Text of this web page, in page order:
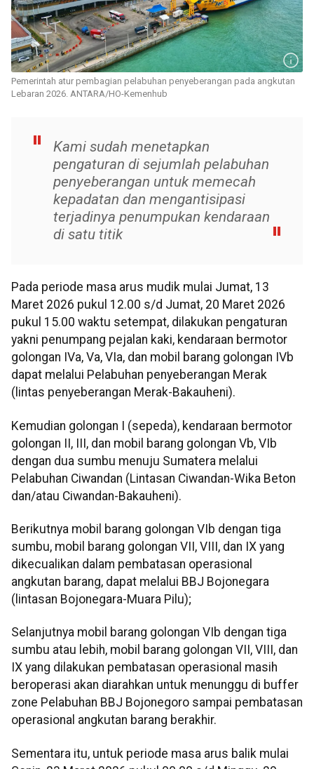
Pemerintah atur pembagian pelabuhan penyeberangan pada angkutan
Lebaran 2026. ANTARA/HO-Kemenhub
Kami sudah menetapkan
pengaturan di sejumlah pelabuhan
penyeberangan untuk memecah
kepadatan dan mengantisipasi
terjadinya penumpukan kendaraan
di satu titik
Pada periode masa arus mudik mulai Jumat, 13
Maret 2026 pukul 12.00 s/d Jumat, 20 Maret 2026
pukul 15.00 waktu setempat, dilakukan pengaturan
yakni penumpang pejalan kaki, kendaraan bermotor
golongan IVa, Va, VIa, dan mobil barang golongan IVb
dapat melalui Pelabuhan penyeberangan Merak
(lintas penyeberangan Merak-Bakauheni).
Kemudian golongan I (sepeda), kendaraan bermotor
golongan II, III, dan mobil barang golongan Vb, VIb
dengan dua sumbu menuju Sumatera melalui
Pelabuhan Ciwandan (Lintasan Ciwandan-Wika Beton
dan/atau Ciwandan-Bakauheni).
Berikutnya mobil barang golongan VIb dengan tiga
sumbu, mobil barang golongan VII, VIII, dan IX yang
dikecualikan dalam pembatasan operasional
angkutan barang, dapat melalui BBJ Bojonegara
(lintasan Bojonegara-Muara Pilu);
Selanjutnya mobil barang golongan VIb dengan tiga
sumbu atau lebih, mobil barang golongan VII, VIII, dan
IX yang dilakukan pembatasan operasional masih
beroperasi akan diarahkan untuk menunggu di buffer
zone Pelabuhan BBJ Bojonegoro sampai pembatasan
operasional angkutan barang berakhir.
Sementara itu, untuk periode masa arus balik mulai